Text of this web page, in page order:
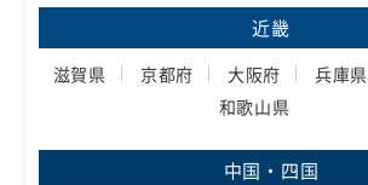
近畿
滋賀県 京都府 大阪府 兵庫県
和歌山県
中国・四国